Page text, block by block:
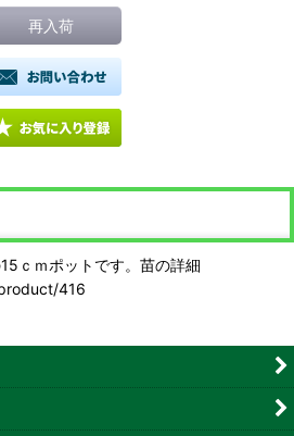
再入荷
ｍポットです。苗の詳細
416